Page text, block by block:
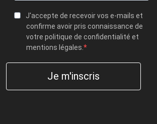
J'accepte de recevoir vos e-mails et
confirme avoir pris connaissance de
votre politique de confidentialité et
mentions légales.
Je m'inscris